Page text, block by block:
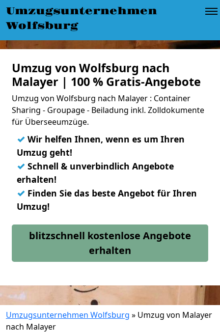
Umzugsunternehmen
Wolfsburg
Umzug von Wolfsburg nach
Malayer | 100 % Gratis-Angebote
Umzug von Wolfsburg nach Malayer : Container
Sharing - Groupage - Beiladung inkl. Zolldokumente
für Überseeumzüge.
✓ Wir helfen Ihnen, wenn es um Ihren
Umzug geht!
✓ Schnell & unverbindlich Angebote
erhalten!
✓ Finden Sie das beste Angebot für Ihren
Umzug!
blitzschnell kostenlose Angebote
erhalten
Umzugsunternehmen Wolfsburg » Umzug von Malayer
nach Malayer